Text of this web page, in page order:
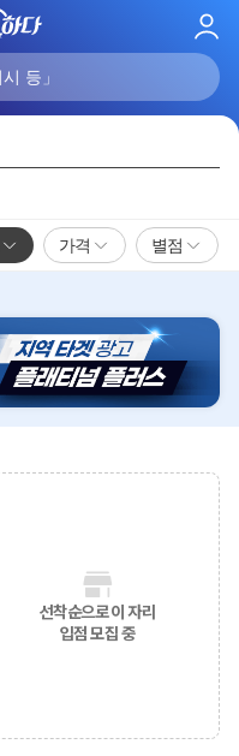
로
가격 별점
선착순으로 이 자리
입점 모집 중